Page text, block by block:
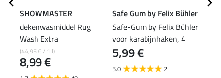
SHOWMASTER
dekenwasmiddel Rug
Wash Extra
(44,95 € / 1 l)
8,99 €
Safe Gum by Felix Bühler
Safe-Gum by Felix Bühler
voor karabijnhaken, 4
stuks
5,99 €
5.0 2